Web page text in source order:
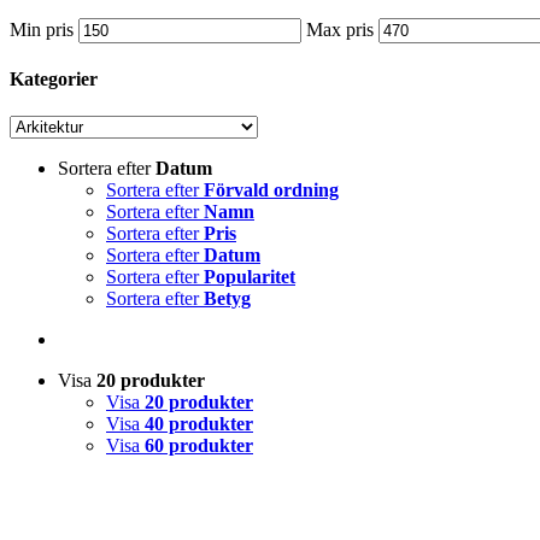
Min pris Max pris
Kategorier
Sortera efterDatum
Sortera efterFörvald ordning
Sortera efterNamn
Sortera efterPris
Sortera efterDatum
Sortera efterPopularitet
Sortera efterBetyg
Visa 20 produkter
Visa 20 produkter
Visa 40 produkter
Visa 60 produkter